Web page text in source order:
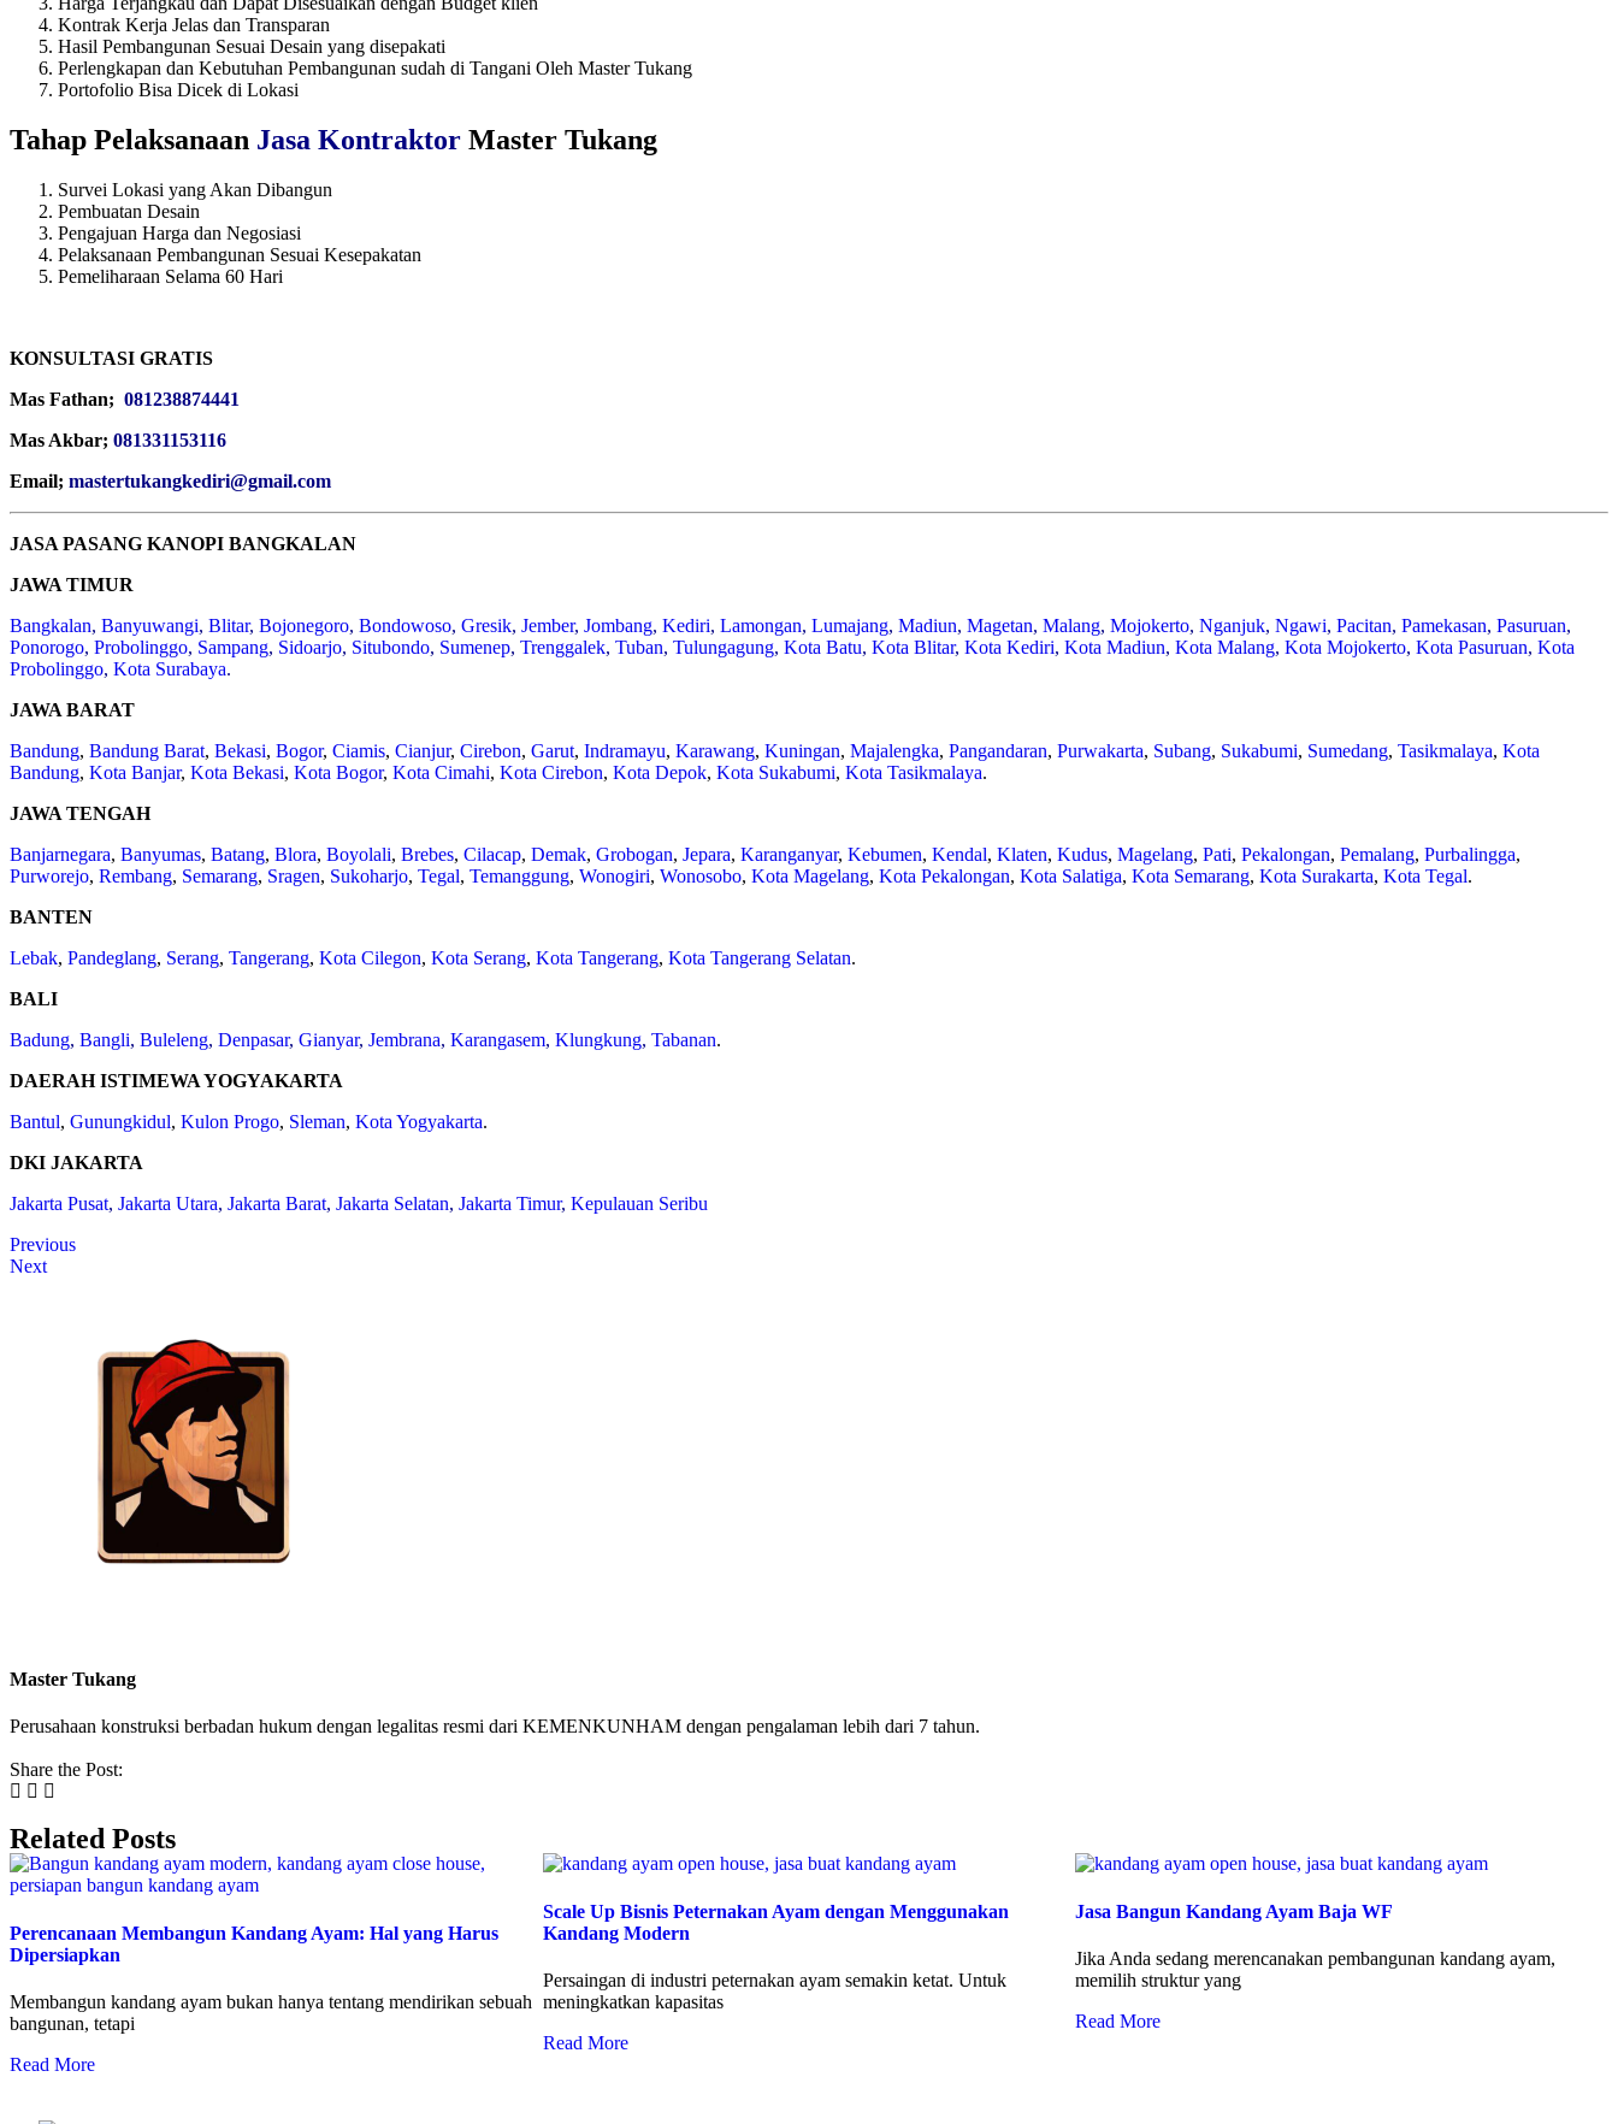
Kontrak Kerja Jelas dan Transparan
Hasil Pembangunan Sesuai Desain yang disepakati
Perlengkapan dan Kebutuhan Pembangunan sudah di Tangani Oleh Master Tukang
Portofolio Bisa Dicek di Lokasi
Tahap Pelaksanaan Jasa Kontraktor Master Tukang
Survei Lokasi yang Akan Dibangun
Pembuatan Desain
Pengajuan Harga dan Negosiasi
Pelaksanaan Pembangunan Sesuai Kesepakatan
Pemeliharaan Selama 60 Hari
KONSULTASI GRATIS
Mas Fathan; 081238874441
Mas Akbar; 081331153116
Email; mastertukangkediri@gmail.com
JASA PASANG KANOPI BANGKALAN
JAWA TIMUR
Bangkalan, Banyuwangi, Blitar, Bojonegoro, Bondowoso, Gresik, Jember, Jombang, Kediri, Lamongan, Lumajang, Madiun, Magetan, Malang, Mojokerto, Nganjuk, Ngawi, Pacitan, Pamekasan, Pasuruan,
Ponorogo, Probolinggo, Sampang, Sidoarjo, Situbondo, Sumenep, Trenggalek, Tuban, Tulungagung, Kota Batu, Kota Blitar, Kota Kediri, Kota Madiun, Kota Malang, Kota Mojokerto, Kota Pasuruan, Kota
Probolinggo, Kota Surabaya.
JAWA BARAT
Bandung, Bandung Barat, Bekasi, Bogor, Ciamis, Cianjur, Cirebon, Garut, Indramayu, Karawang, Kuningan, Majalengka, Pangandaran, Purwakarta, Subang, Sukabumi, Sumedang, Tasikmalaya, Kota
Bandung, Kota Banjar, Kota Bekasi, Kota Bogor, Kota Cimahi, Kota Cirebon, Kota Depok, Kota Sukabumi, Kota Tasikmalaya.
JAWA TENGAH
Banjarnegara, Banyumas, Batang, Blora, Boyolali, Brebes, Cilacap, Demak, Grobogan, Jepara, Karanganyar, Kebumen, Kendal, Klaten, Kudus, Magelang, Pati, Pekalongan, Pemalang, Purbalingga,
Purworejo, Rembang, Semarang, Sragen, Sukoharjo, Tegal, Temanggung, Wonogiri, Wonosobo, Kota Magelang, Kota Pekalongan, Kota Salatiga, Kota Semarang, Kota Surakarta, Kota Tegal.
BANTEN
Lebak, Pandeglang, Serang, Tangerang, Kota Cilegon, Kota Serang, Kota Tangerang, Kota Tangerang Selatan.
BALI
Badung, Bangli, Buleleng, Denpasar, Gianyar, Jembrana, Karangasem, Klungkung, Tabanan.
DAERAH ISTIMEWA YOGYAKARTA
Bantul, Gunungkidul, Kulon Progo, Sleman, Kota Yogyakarta.
DKI JAKARTA
Jakarta Pusat, Jakarta Utara, Jakarta Barat, Jakarta Selatan, Jakarta Timur, Kepulauan Seribu
Previous
Next
Master Tukang
Perusahaan konstruksi berbadan hukum dengan legalitas resmi dari KEMENKUNHAM dengan pengalaman lebih dari 7 tahun.
Share the Post:
Related Posts
Perencanaan Membangun Kandang Ayam: Hal yang Harus
Dipersiapkan
Membangun kandang ayam bukan hanya tentang mendirikan sebuah
bangunan, tetapi
Read More
Scale Up Bisnis Peternakan Ayam dengan Menggunakan
Kandang Modern
Persaingan di industri peternakan ayam semakin ketat. Untuk
meningkatkan kapasitas
Read More
Jasa Bangun Kandang Ayam Baja WF
Jika Anda sedang merencanakan pembangunan kandang ayam,
memilih struktur yang
Read More